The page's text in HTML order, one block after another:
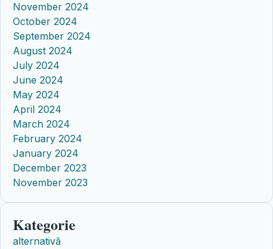
November 2024
October 2024
September 2024
August 2024
July 2024
June 2024
May 2024
April 2024
March 2024
February 2024
January 2024
December 2023
November 2023
Kategorie
alternativă